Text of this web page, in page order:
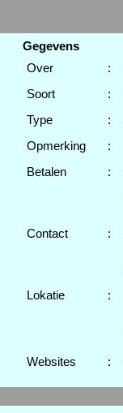
Gegevens
Over
:
Soort
:
Type
:
Opmerking
:
Betalen
:
Contact
:
Lokatie :
Websites :